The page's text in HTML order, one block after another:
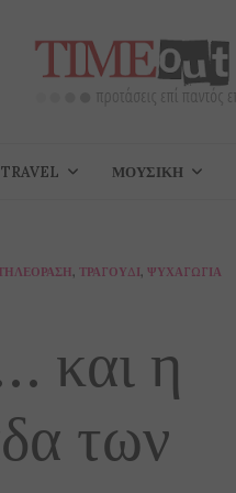
TRAVEL ΜΟΥΣΙΚΉ
, ΤΡΑΓΟΎΔΙ, ΨΥΧΑΓΩΓΊΑ
και η
των